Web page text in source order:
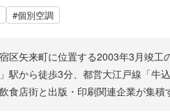
#個別空調
区矢来町に位置する2003年3月竣
駅から徒歩3分、都営大江戸線「牛
食店街と出版・印刷関連企業が集